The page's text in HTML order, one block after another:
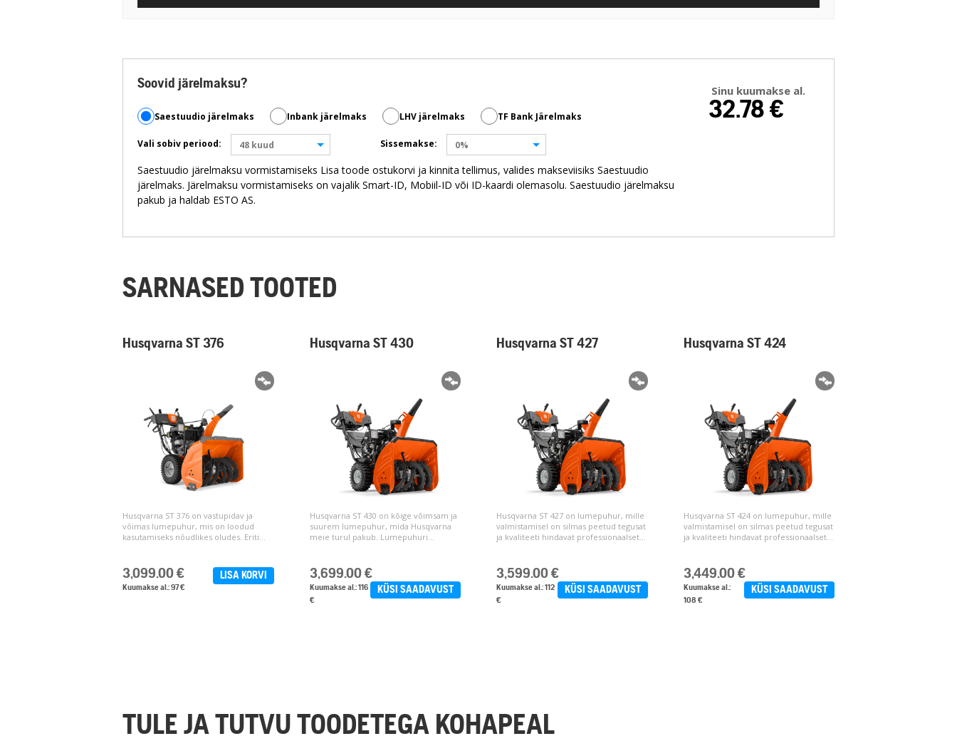
Soovid järelmaksu?
Saestuudio järelmaks Inbank järelmaks LHV järelmaks TF Bank Järelmaks
Vali sobiv periood: 48 kuud Sissemakse: 0%
Saestuudio järelmaksu vormistamiseks Lisa toode ostukorvi ja kinnita tellimus, valides makseviisiks Saestuudio
järelmaks. Järelmaksu vormistamiseks on vajalik Smart-ID, Mobiil-ID või ID-kaardi olemasolu. Saestuudio järelmaksu
pakub ja haldab ESTO AS.
Sinu kuumakse al.
32.78 €
SARNASED TOOTED
Husqvarna ST 376
Husqvarna ST 376 on vastupidav ja
võimas lumepuhur, mis on loodud
kasutamiseks nõudlikes oludes. Eriti...
3,099.00 € LISA KORVI
Kuumakse al.: 97 €
Husqvarna ST 430
Husqvarna ST 430 on kõige võimsam ja
suurem lumepuhur, mida Husqvarna
meie turul pakub. Lumepuhuri...
3,699.00 €
KÜSI SAADAVUST
Kuumakse al.: 116
€
Husqvarna ST 427
Husqvarna ST 427 on lumepuhur, mille
valmistamisel on silmas peetud tegusat
ja kvaliteeti hindavat professionaalset...
3,599.00 €
KÜSI SAADAVUST
Kuumakse al.: 112
€
Husqvarna ST 424
Husqvarna ST 424 on lumepuhur, mille
valmistamisel on silmas peetud tegusat
ja kvaliteeti hindavat professionaalset...
3,449.00 €
KÜSI SAADAVUST
Kuumakse al.:
108 €
TULE JA TUTVU TOODETEGA KOHAPEAL